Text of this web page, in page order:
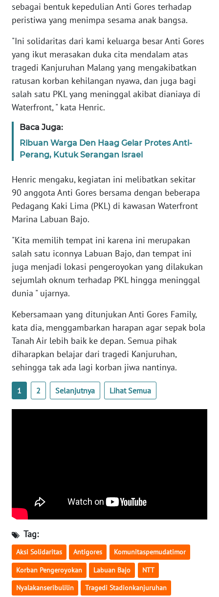
sebagai bentuk kepedulian Anti Gores terhadap
peristiwa yang menimpa sesama anak bangsa.
"Ini solidaritas dari kami keluarga besar Anti Gores
yang ikut merasakan duka cita mendalam atas
tragedi Kanjuruhan Malang yang mengakibatkan
ratusan korban kehilangan nyawa, dan juga bagi
salah satu PKL yang meninggal akibat dianiaya di
Waterfront, " kata Henric.
Baca Juga:
Ribuan Warga Den Haag Gelar Protes Anti-
Perang, Kutuk Serangan Israel
Henric mengaku, kegiatan ini melibatkan sekitar
90 anggota Anti Gores bersama dengan beberapa
Pedagang Kaki Lima (PKL) di kawasan Waterfront
Marina Labuan Bajo.
"Kita memilih tempat ini karena ini merupakan
salah satu iconnya Labuan Bajo, dan tempat ini
juga menjadi lokasi pengeroyokan yang dilakukan
sejumlah oknum terhadap PKL hingga meninggal
dunia " ujarnya.
Kebersamaan yang ditunjukan Anti Gores Family,
kata dia, menggambarkan harapan agar sepak bola
Tanah Air lebih baik ke depan. Semua pihak
diharapkan belajar dari tragedi Kanjuruhan,
sehingga tak ada lagi korban jiwa nantinya.
1 2 Selanjutnya Lihat Semua
Tag:
Aksi Solidaritas Antigores Komunitaspemudatimor
Korban Pengeroyokan Labuan Bajo NTT
Nyalakanseribulilin Tragedi Stadionkanjuruhan
BANTEN
NTT
WN
KEPRI
WN
WN
PAPUA
BARAT
RIAU
WN
WN
JAMBI
WN
WN
NTB
WN
WN
WN
BENGKULU
WN